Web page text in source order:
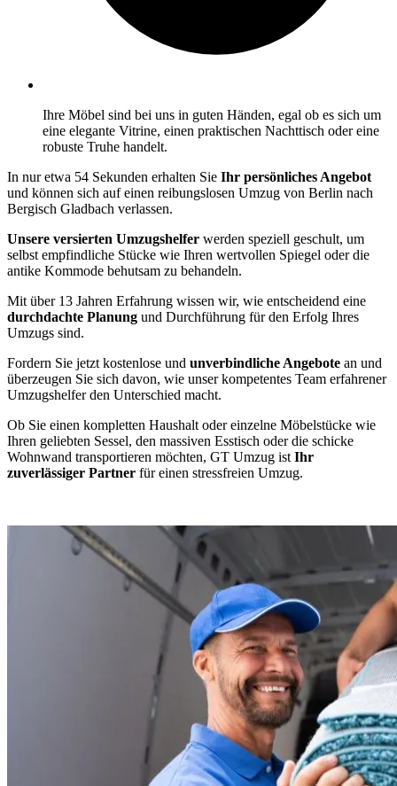
Ihre Möbel sind bei uns in guten Händen, egal ob es sich um
eine elegante Vitrine, einen praktischen Nachttisch oder eine
robuste Truhe handelt.
In nur etwa 54 Sekunden erhalten Sie Ihr persönliches Angebot
und können sich auf einen reibungslosen Umzug von Berlin nach
Bergisch Gladbach verlassen.
Unsere versierten Umzugshelfer werden speziell geschult, um
selbst empfindliche Stücke wie Ihren wertvollen Spiegel oder die
antike Kommode behutsam zu behandeln.
Mit über 13 Jahren Erfahrung wissen wir, wie entscheidend eine
durchdachte Planung und Durchführung für den Erfolg Ihres
Umzugs sind.
Fordern Sie jetzt kostenlose und unverbindliche Angebote an und
überzeugen Sie sich davon, wie unser kompetentes Team erfahrener
Umzugshelfer den Unterschied macht.
Ob Sie einen kompletten Haushalt oder einzelne Möbelstücke wie
Ihren geliebten Sessel, den massiven Esstisch oder die schicke
Wohnwand transportieren möchten, GT Umzug ist Ihr
zuverlässiger Partner für einen stressfreien Umzug.